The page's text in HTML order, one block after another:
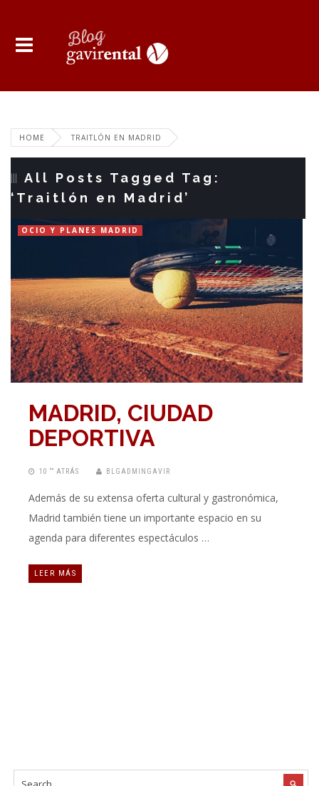
HOME TRAITLÓN EN MADRID
All Posts Tagged Tag:
‘Traitlón en Madrid’
OCIO Y PLANES MADRID
MADRID, CIUDAD
DEPORTIVA
10 “” ATRÁS BLGADMINGAVIR
Además de su extensa oferta cultural y gastronómica,
Madrid también tiene un importante espacio en su
agenda para diferentes espectáculos …
LEER MÁS